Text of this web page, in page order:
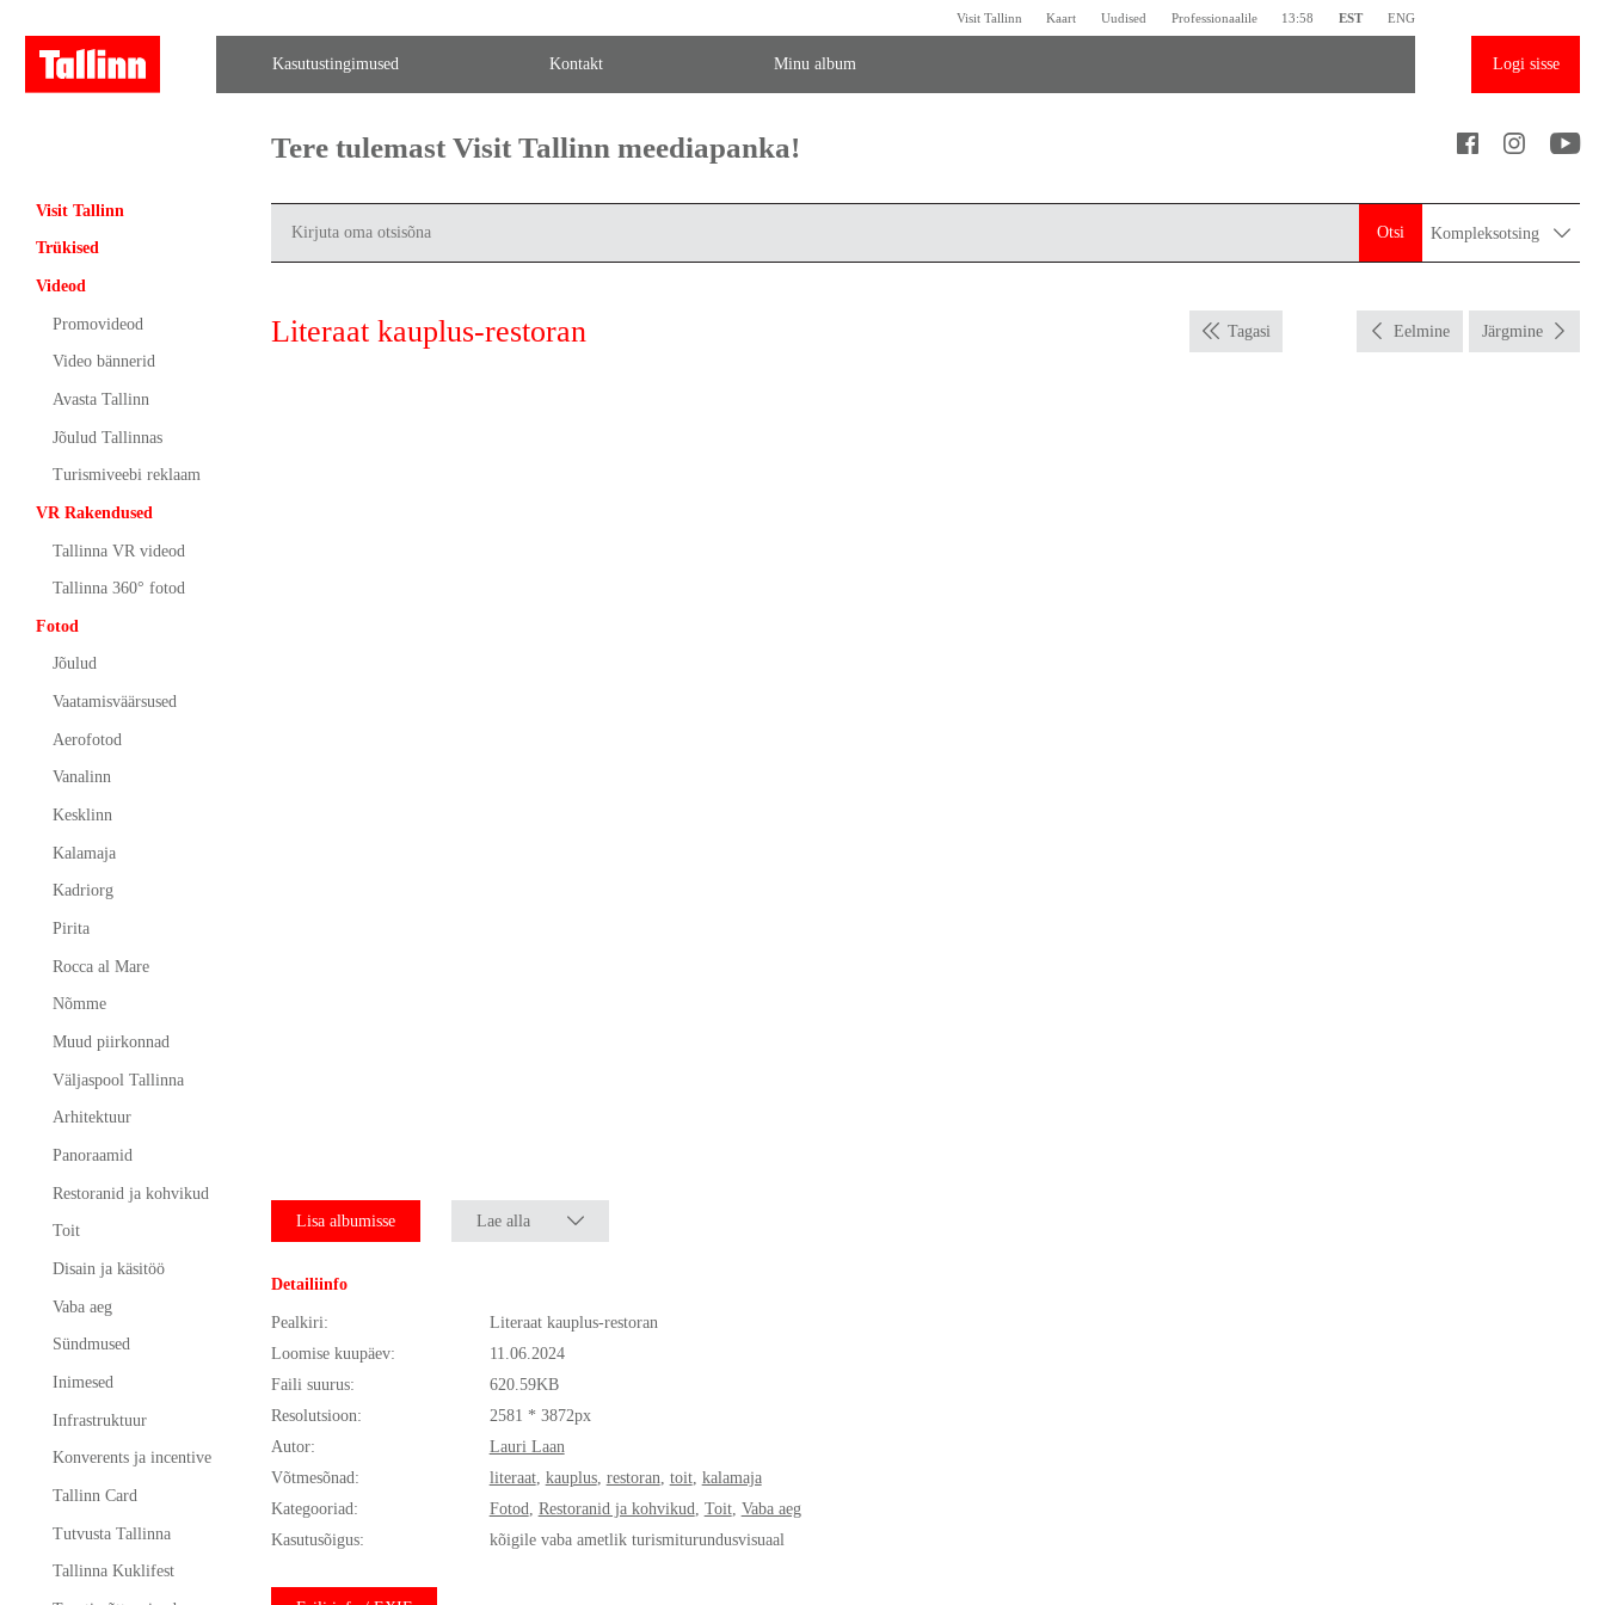
Visit Tallinn Kaart Uudised Professionaalile 13:58 EST ENG
Kasutustingimused Kontakt Minu album Logi sisse
Visit Tallinn
Trükised
Videod
Promovideod
Video bännerid
Avasta Tallinn
Jõulud Tallinnas
Turismiveebi reklaam
VR Rakendused
Tallinna VR videod
Tallinna 360° fotod
Fotod
Jõulud
Vaatamisväärsused
Aerofotod
Vanalinn
Kesklinn
Kalamaja
Kadriorg
Pirita
Rocca al Mare
Nõmme
Muud piirkonnad
Väljaspool Tallinna
Arhitektuur
Panoraamid
Restoranid ja kohvikud
Toit
Disain ja käsitöö
Vaba aeg
Sündmused
Inimesed
Infrastruktuur
Konverents ja incentive
Tallinn Card
Tutvusta Tallinna
Tallinna Kuklifest
Tere tulemast Visit Tallinn meediapanka!
Otsi Kompleksotsing
Literaat kauplus-restoran Tagasi Eelmine Järgmine
Lisa albumisse Lae alla
Detailiinfo
Pealkiri:
Literaat kauplus-restoran
Loomise kuupäev:
11.06.2024
Faili suurus:
620.59KB
Resolutsioon:
2581 * 3872px
Autor:
Lauri Laan
Võtmesõnad:
literaat, kauplus, restoran toit, kalamaja
Kategooriad:
Fotod Restoranid ja kohvikud Toit, Vaba aeg
Kasutusõigus:
kõigile vaba ametlik turismiturundusvisuaal